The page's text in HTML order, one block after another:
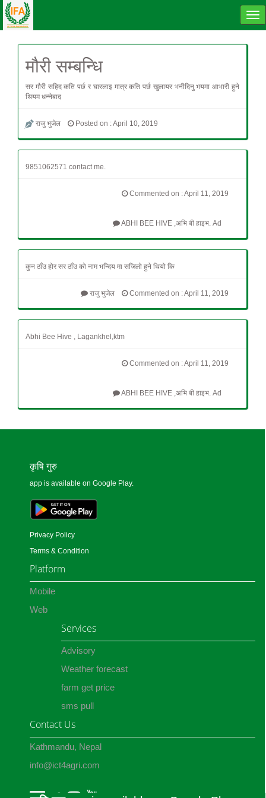
मौरी सम्बन्धि
सर मौरी सहिद कति पर्छ र घारलाइ मात्र कति पर्छ खुलायर भनीदिनु भयमा आभारी हुने
थियम धन्नेबाद
राजु भुजेल Posted on : April 10, 2019
9851062571 contact me.
Commented on : April 11, 2019
ABHI BEE HIVE ,अभि बी हाइभ. Ad
कुन ठाँउ होर सर ठाँउ को नाम भन्दिय मा सजिलो हुने थियो कि
Commented on : April 11, 2019
राजु भुजेल
Abhi Bee Hive , Lagankhel,ktm
Commented on : April 11, 2019
ABHI BEE HIVE ,अभि बी हाइभ. Ad
कृषि गुरु
app is available on Google Play.
Privacy Policy
Terms & Condition
Platform
Mobile
Web
Services
Advisory
Weather forecast
farm get price
sms pull
Contact Us
Kathmandu, Nepal
info@ict4agri.com